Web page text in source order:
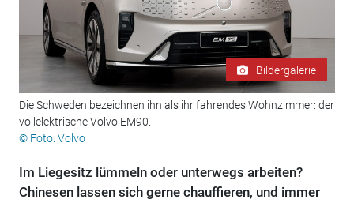
Bildergalerie
Die Schweden bezeichnen ihn als ihr fahrendes Wohnzimmer: der
vollelektrische Volvo EM90.
© Foto: Volvo
Im Liegesitz lümmeln oder unterwegs arbeiten?
Chinesen lassen sich gerne chauffieren, und immer